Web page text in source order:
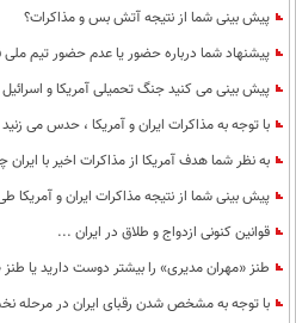
سرگرمی
مجله تصویری
سیاست
سرگرمی
داستان کوتاه
پیامک
پیش بینی شما از نتیجه آتش بس و مذاکرات؟
پیشنهاد شما درباره حضور یا عدم حضور تیم ملی
پیش بینی می کنید جنگ تحمیلی آمریکا و
با توجه به مذاکرات ایران و آمریکا ، حدس می
به نظر شما هدف آمریکا از مذاکرات اخیر با
پیش بینی شما از نتیجه مذاکرات ایران و آمریکا
قوانین کنونی ازدواج و طلاق در ایران ...
طنز «مهران مدیری» را بیشتر دوست دارید یا طنز
با توجه به مشخص شدن رقبای ایران در مرحله